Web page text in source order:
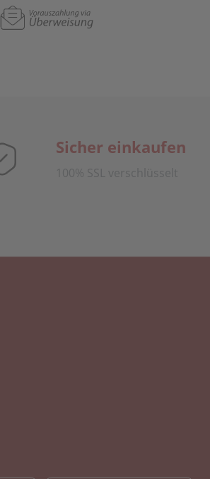
Sicher einkaufen
100% SSL verschlüsselt